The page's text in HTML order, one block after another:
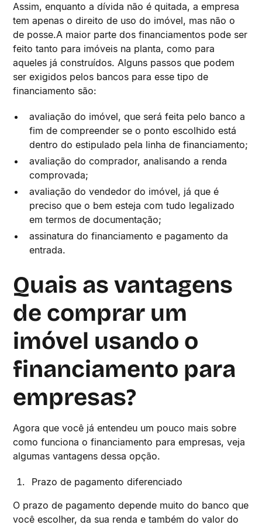
Assim, enquanto a dívida não é quitada, a empresa
tem apenas o direito de uso do imóvel, mas não o
de posse.A maior parte dos financiamentos pode ser
feito tanto para imóveis na planta, como para
aqueles já construídos. Alguns passos que podem
ser exigidos pelos bancos para esse tipo de
financiamento são:
avaliação do imóvel, que será feita pelo banco a
fim de compreender se o ponto escolhido está
dentro do estipulado pela linha de financiamento;
avaliação do comprador, analisando a renda
comprovada;
avaliação do vendedor do imóvel, já que é
preciso que o bem esteja com tudo legalizado
em termos de documentação;
assinatura do financiamento e pagamento da
entrada.
Quais as vantagens
de comprar um
imóvel usando o
financiamento para
empresas?
Agora que você já entendeu um pouco mais sobre
como funciona o financiamento para empresas, veja
algumas vantagens dessa opção.
Prazo de pagamento diferenciado
O prazo de pagamento depende muito do banco que
você escolher, da sua renda e também do valor do